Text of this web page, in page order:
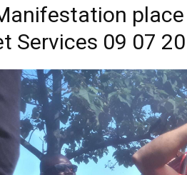
place
Services 09 07